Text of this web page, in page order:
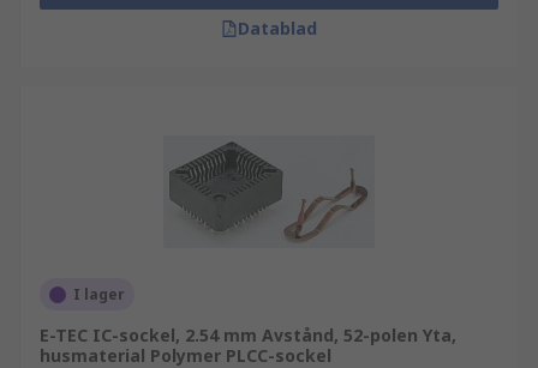
Datablad
I lager
E-TEC IC-sockel, 2.54 mm Avstånd, 52-polen Yta,
husmaterial Polymer PLCC-sockel